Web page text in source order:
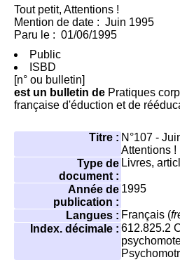
Tout petit, Attentions !
Mention de date : Juin 1995
Paru le : 01/06/1995
Public
ISBD
[n° ou bulletin]
est un bulletin de Pratiques
française d'éduction et de
Titre : N°107 -
Attentions !
Type de
document :
Livres,
Année de
publication :
1995
Langues : Français (
Index. décimale : 612.825.2